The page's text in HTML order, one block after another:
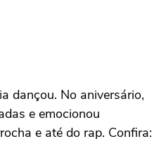
dançou. No aniversário,
e emocionou
e até do rap. Confira: